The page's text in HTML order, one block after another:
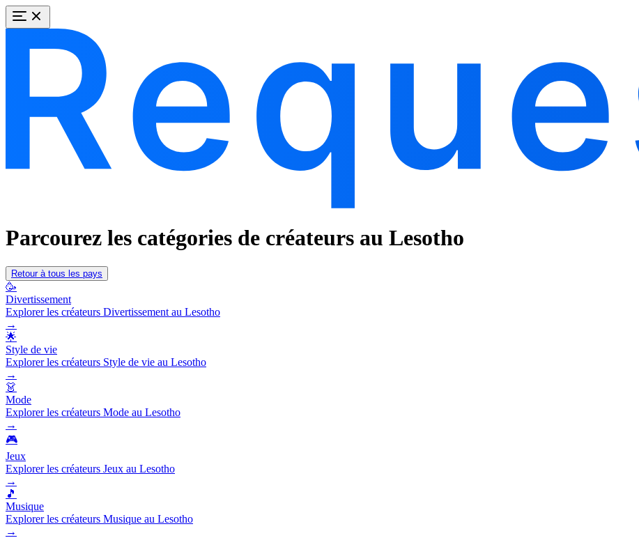
Parcourez les catégories de créateurs au Lesotho
Retour à tous les pays
🥳
Divertissement
Explorer les créateurs Divertissement au Lesotho
→
🌟
Style de vie
Explorer les créateurs Style de vie au Lesotho
→
👗
Mode
Explorer les créateurs Mode au Lesotho
→
🎮
Jeux
Explorer les créateurs Jeux au Lesotho
→
🎵
Musique
Explorer les créateurs Musique au Lesotho
→